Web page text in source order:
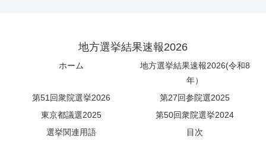
地方選挙結果速報2026
ホーム
地方選挙結果速報2026(令和8
年）
第51回衆院選挙2026
第27回参院選2025
東京都議選2025
第50回衆院選挙2024
選挙関連用語
目次